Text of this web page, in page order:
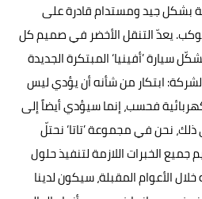
جيد ومستدام قادرة على
يعدّ التنقل الأخضر في صميم كل
سيارة ’أفينيا‘ المبتكرة الجديدة
ابتكار من شأنه أن يؤدي ليس
فحسب، إنما سيؤدي أيضاً إلى
نحن في مجموعة ’تاتا‘ نحتلّ
الخبرات اللازمة لتنفيذ حلول
الأعوام المقبلة، سيكون لدينا